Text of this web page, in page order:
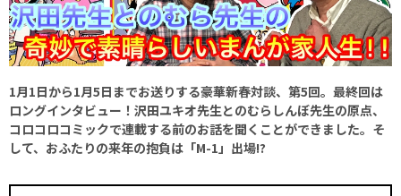
1月1日から1月5日までお送りする豪華新春対談、第5回。最終回は
ロングインタビュー！沢田ユキオ先生とのむらしんぼ先生の原点、
コロコロコミックで連載する前のお話を聞くことができました。そ
して、おふたりの来年の抱負は「M-1」出場!?